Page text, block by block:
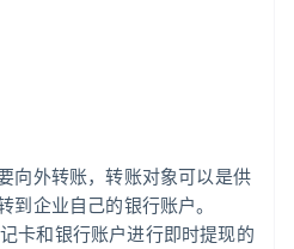
向外转账，转账对象可以是供
到企业自己的银行账户。
卡和银行账户进行即时提现的